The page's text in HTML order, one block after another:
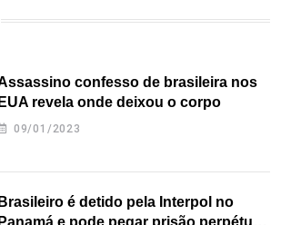
confesso de brasileira nos
EUA revela onde deixou o corpo
09/01/2023
Brasileiro é detido pela Interpol no